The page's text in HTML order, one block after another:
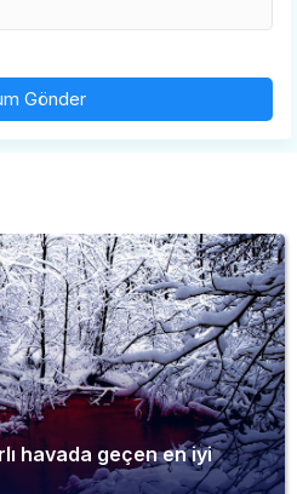
Gönder
havada geçen en iyi